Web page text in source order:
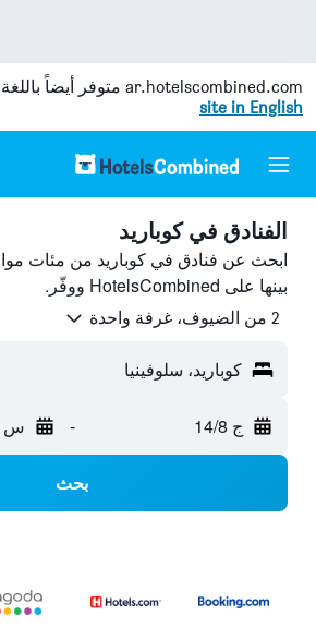
ar.hotelscombined.com متوفر أيضاً
site in English
الفنادق في كوباريد
ابحث عن فنادق في كوباريد من مئات
بينها على HotelsCombined ووفّر.
2 من الضيوف، غرفة واحدة
كوباريد، سلوفينيا
ج 14/8 - س 15/8
بحث